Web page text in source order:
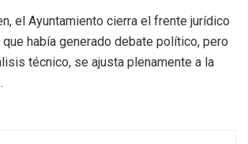
el Ayuntamiento cierra el frente jurídico
había generado debate político, pero
técnico, se ajusta plenamente a la